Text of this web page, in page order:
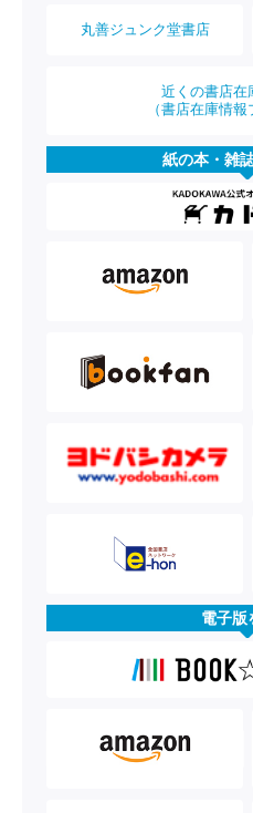
丸善ジュンク堂書店
近くの書店在
（書店在庫情報
紙の本・雑
電子版